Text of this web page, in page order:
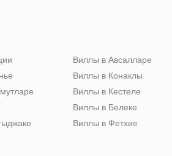
Виллы в Авсалларе
Виллы в Конаклы
Виллы в Кестеле
Виллы в Белеке
Виллы в Фетхие